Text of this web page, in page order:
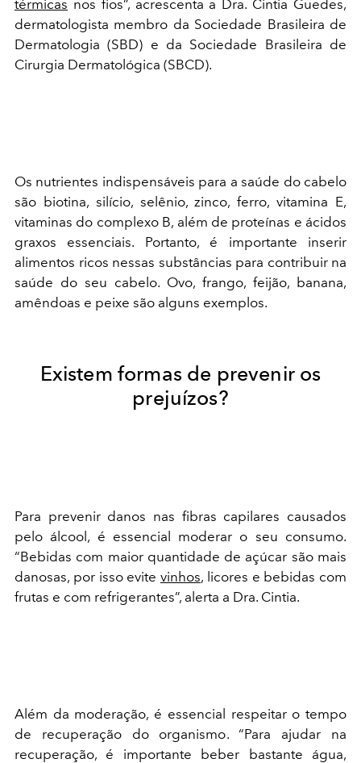
térmicas nos fios”, acrescenta a Dra. Cintia Guedes,
dermatologista membro da Sociedade Brasileira de
Dermatologia (SBD) e da Sociedade Brasileira de
Cirurgia Dermatológica (SBCD).
Os nutrientes indispensáveis para a saúde do cabelo
são biotina, silício, selênio, zinco, ferro, vitamina E,
vitaminas do complexo B, além de proteínas e ácidos
graxos essenciais. Portanto, é importante inserir
alimentos ricos nessas substâncias para contribuir na
saúde do seu cabelo. Ovo, frango, feijão, banana,
amêndoas e peixe são alguns exemplos.
Existem formas de prevenir os
prejuízos?
Para prevenir danos nas fibras capilares causados
pelo álcool, é essencial moderar o seu consumo.
“Bebidas com maior quantidade de açúcar são mais
danosas, por isso evite vinhos, licores e bebidas com
frutas e com refrigerantes”, alerta a Dra. Cintia.
Além da moderação, é essencial respeitar o tempo
de recuperação do organismo. “Para ajudar na
recuperação, é importante beber bastante água,